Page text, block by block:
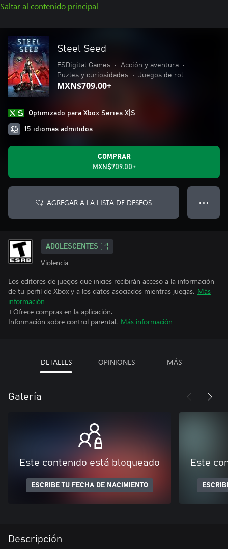
Saltar al contenido principal
Steel Seed
ESDigital Games • Acción y aventura
•
Puzles y curiosidades
• Juegos de rol
MXN$709.00+
Optimizado para Xbox Series X|S
15 idiomas admitidos
COMPRAR
MXN$709.00+
AGREGAR A LA LISTA DE DESEOS ● ● ●
ADOLESCENTES
Violencia
Los editores de juegos que inicies recibirán acceso a la información
de tu perfil de Xbox y a los datos asociados mientras juegas. Más
información
+Ofrece compras en la aplicación.
Información sobre control parental. Más información
DETALLES OPINIONES MÁS
Galería
Este contenido está bloqueado
ESCRIBE TU FECHA DE NACIMIENTO
Este
Descripción